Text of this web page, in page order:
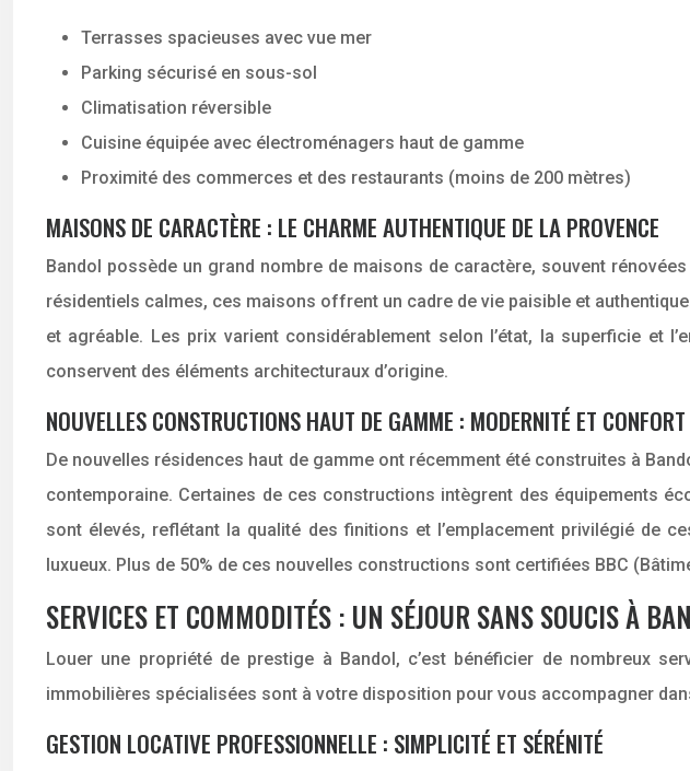
Terrasses spacieuses avec vue mer
Parking sécurisé en sous-sol
Climatisation réversible
Cuisine équipée avec électroménagers haut de gamme
Proximité des commerces et des restaurants (moins de 200 mètres)
MAISONS DE CARACTÈRE : LE CHARME AUTHENTIQUE DE LA PROVENCE
Bandol possède un grand nombre de maisons de caractère, souvent
résidentiels calmes, ces maisons offrent un cadre de vie paisible et
et agréable. Les prix varient considérablement selon l’état, la superficie et
conservent des éléments architecturaux d’origine.
NOUVELLES CONSTRUCTIONS HAUT DE GAMME : MODERNITÉ ET CONFORT
De nouvelles résidences haut de gamme ont récemment été construites à
contemporaine. Certaines de ces constructions intègrent des équipements
sont élevés, reflétant la qualité des finitions et l’emplacement privilégié de
luxueux. Plus de 50% de ces nouvelles constructions sont certifiées BBC
SERVICES ET COMMODITÉS : UN SÉJOUR SANS SOUCIS À
Louer une propriété de prestige à Bandol, c’est bénéficier de nombreux
immobilières spécialisées sont à votre disposition pour vous accompagner
GESTION LOCATIVE PROFESSIONNELLE : SIMPLICITÉ ET SÉRÉNITÉ